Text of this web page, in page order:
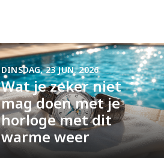
Wat je zeker niet
mag doen met je
horloge met dit
warme weer
DINSDAG, 23 JUN. 2026